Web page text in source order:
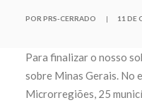
POR PRS-CERRADO | 11 DE
Para finalizar o nosso
sobre Minas Gerais. No
Microrregiões, 25